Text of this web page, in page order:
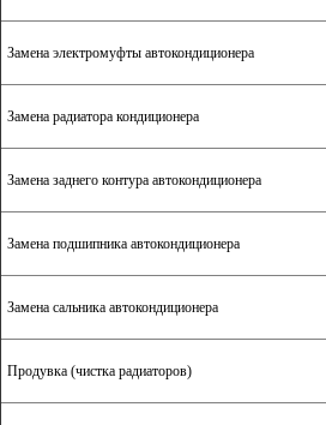
Замена электромуфты автокондиционера
Замена радиатора кондиционера
Замена заднего контура автокондиционера
Замена подшипника автокондиционера
Замена сальника автокондиционера
Продувка (чистка радиаторов)